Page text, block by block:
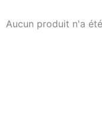
Aucun produit n'a